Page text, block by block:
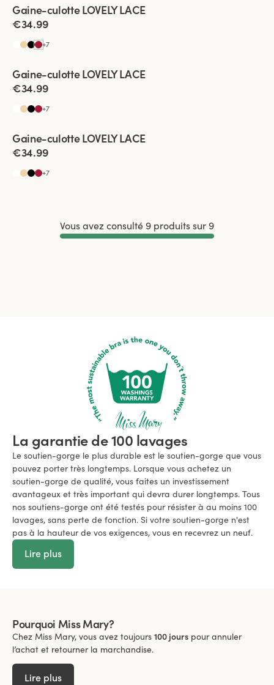
4 pour 3
Gaine-culotte LOVELY LACE
€34.99
+7
4 pour 3
Gaine-culotte LOVELY LACE
€34.99
+7
4 pour 3
Gaine-culotte LOVELY LACE
€34.99
+7
Vous avez consulté 9 produits sur 9
La garantie de 100 lavages
Le soutien-gorge le plus durable est le soutien-gorge que vous
pouvez porter très longtemps. Lorsque vous achetez un
soutien-gorge de qualité, vous faites un investissement
avantageux et très important qui devra durer longtemps. Tous
nos soutiens-gorge ont été testés pour résister à au moins 100
lavages, sans perte de fonction. Si votre soutien-gorge n'est
pas à la hauteur de vos exigences, vous en recevrez un neuf.
Lire plus
Pourquoi Miss Mary?
Chez Miss Mary, vous avez toujours 100 jours pour annuler
l’achat et retourner la marchandise.
Lire plus